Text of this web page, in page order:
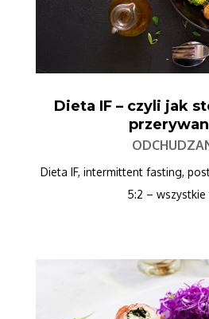
Dieta IF – czyli jak
Dieta IF, intermittent fasting,
5:2 – wszystkie